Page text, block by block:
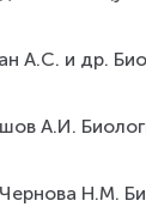
А.С. и др.
А.И.
Н.М.